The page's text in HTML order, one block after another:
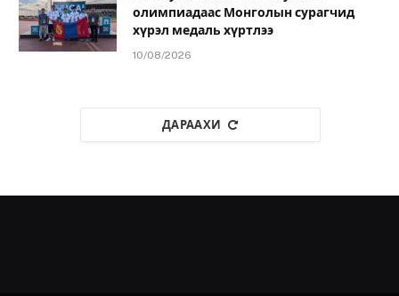
олимпиадаас Монголын сурагчид
хүрэл медаль хүртлээ
10/08/2026
ДАРААХИ